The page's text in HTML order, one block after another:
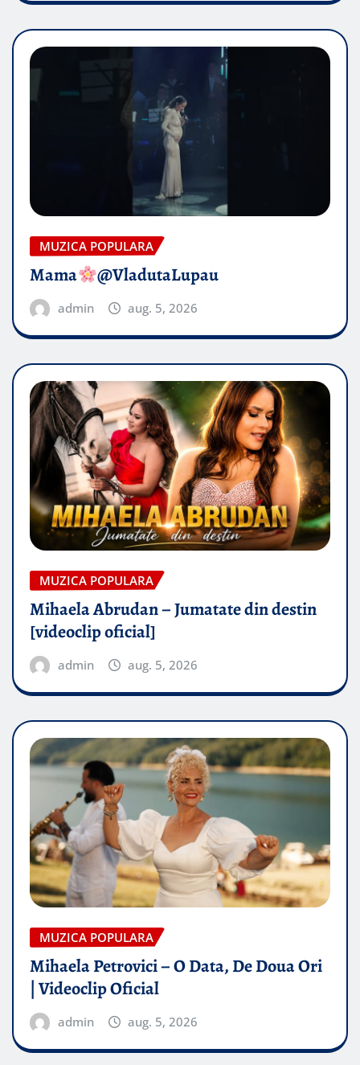
MUZICA POPULARA
Mama @VladutaLupau
admin aug. 5, 2026
MUZICA POPULARA
Mihaela Abrudan – Jumatate din destin
[videoclip oficial]
admin aug. 5, 2026
MUZICA POPULARA
Mihaela Petrovici – O Data, De Doua Ori
| Videoclip Oficial
admin aug. 5, 2026